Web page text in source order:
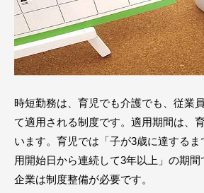
時短勤務は、育児でも介護でも、従業
て適用される制度です。適用期間は、
います。育児では「子が3歳に達するま
用開始日から連続して3年以上」の期間
企業は制度整備が必要です。